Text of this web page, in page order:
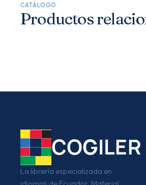
CATÁLOGO
Productos
COGILER
La librería especializada en
idiomas de Ecuador. Material